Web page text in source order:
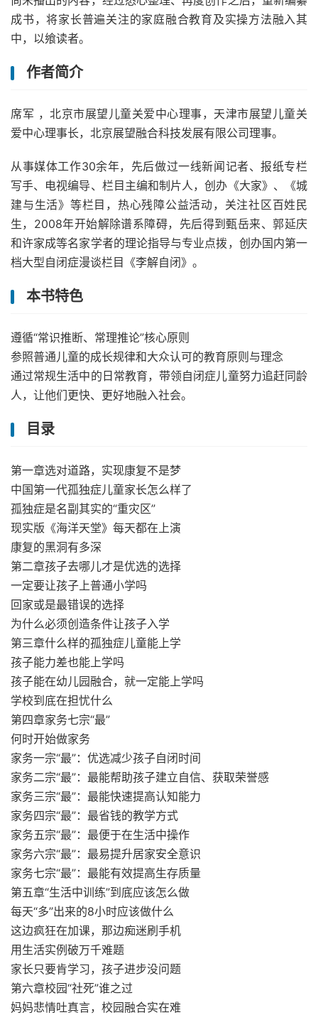
成书，将家长普遍关注的家庭融合教育及实操方法融入其
中，以飨读者。
作者简介
席军 ，北京市展望儿童关爱中心理事，天津市展望儿童关
爱中心理事长，北京展望融合科技发展有限公司理事。
从事媒体工作30余年，先后做过一线新闻记者、报纸专栏
写手、电视编导、栏目主编和制片人，创办《大家》、《城
建与生活》等栏目，热心残障公益活动，关注社区百姓民
生，2008年开始解除谱系障碍，先后得到甄岳来、郭延庆
和许家成等名家学者的理论指导与专业点拨，创办国内第一
档大型自闭症漫谈栏目《李解自闭》。
本书特色
遵循“常识推断、常理推论”核心原则
参照普通儿童的成长规律和大众认可的教育原则与理念
通过常规生活中的日常教育，带领自闭症儿童努力追赶同龄
人，让他们更快、更好地融入社会。
目录
第一章选对道路，实现康复不是梦
中国第一代孤独症儿童家长怎么样了
孤独症是名副其实的“重灾区”
现实版《海洋天堂》每天都在上演
康复的黑洞有多深
第二章孩子去哪儿才是优选的选择
一定要让孩子上普通小学吗
回家或是最错误的选择
为什么必须创造条件让孩子入学
第三章什么样的孤独症儿童能上学
孩子能力差也能上学吗
孩子能在幼儿园融合，就一定能上学吗
学校到底在担忧什么
第四章家务七宗“最”
何时开始做家务
家务一宗“最”：优选减少孩子自闭时间
家务二宗“最”：最能帮助孩子建立自信、获取荣誉感
家务三宗“最”：最能快速提高认知能力
家务四宗“最”：最省钱的教学方式
家务五宗“最”：最便于在生活中操作
家务六宗“最”：最易提升居家安全意识
家务七宗“最”：最能有效提高生存质量
第五章“生活中训练”到底应该怎么做
每天“多”出来的8小时应该做什么
这边疯狂在加课，那边痴迷刷手机
用生活实例破万千难题
家长只要肯学习，孩子进步没问题
第六章校园“社死”谁之过
妈妈悲情吐真言，校园融合实在难